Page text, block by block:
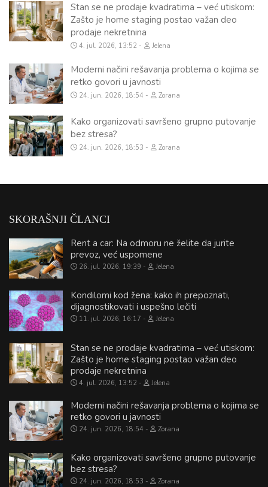
Stan se ne prodaje kvadratima – već utiskom:
Zašto je home staging postao važan deo
prodaje nekretnina
4. jul. 2026, 13:52 Jelena
Moderni načini rešavanja problema o kojima se
retko govori u javnosti
24. jun. 2026, 18:54 Zorana
Kako organizovati savršeno grupno putovanje
bez stresa?
24. jun. 2026, 18:53 Zorana
SKORAŠNJI ČLANCI
Rent a car: Na odmoru ne želite da jurite
prevoz, već uspomene
26. jul. 2026, 19:39 Jelena
Kondilomi kod žena: kako ih prepoznati,
dijagnostikovati i uspešno lečiti
11. jul. 2026, 16:17 Jelena
Stan se ne prodaje kvadratima – već utiskom:
Zašto je home staging postao važan deo
prodaje nekretnina
4. jul. 2026, 13:52 Jelena
Moderni načini rešavanja problema o kojima se
retko govori u javnosti
24. jun. 2026, 18:54 Zorana
Kako organizovati savršeno grupno putovanje
bez stresa?
24. jun. 2026, 18:53 Zorana